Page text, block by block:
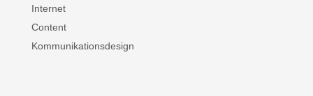
Internet
Content
Kommunikationsdesign